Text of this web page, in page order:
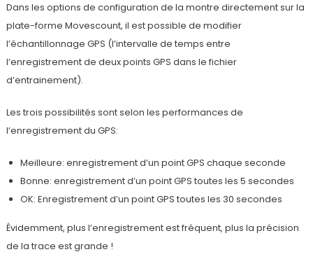
Dans les options de configuration de la montre directement sur la
plate-forme Movescount, il est possible de modifier
l’échantillonnage GPS (l’intervalle de temps entre
l’enregistrement de deux points GPS dans le fichier
d’entrainement).
Les trois possibilités sont selon les performances de
l’enregistrement du GPS:
Meilleure: enregistrement d’un point GPS chaque seconde
Bonne: enregistrement d’un point GPS toutes les 5 secondes
OK: Enregistrement d’un point GPS toutes les 30 secondes
Évidemment, plus l’enregistrement est fréquent, plus la précision
de la trace est grande !